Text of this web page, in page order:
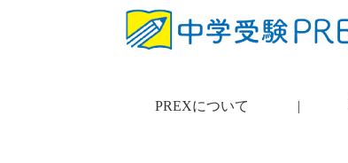
PREXについて |